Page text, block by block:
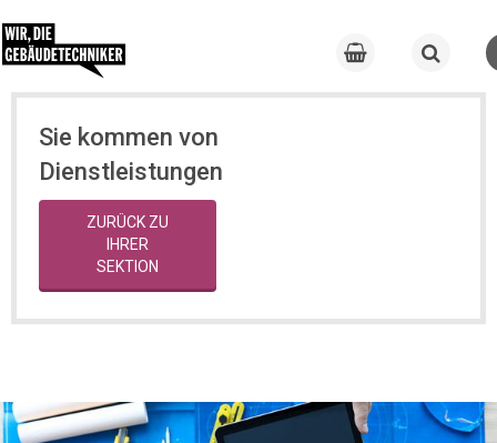
Sie kommen von
Dienstleistungen
ZURÜCK ZU
IHRER
SEKTION